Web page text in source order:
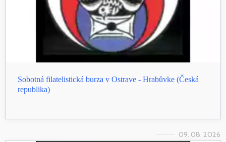
Sobotná filatelistická burza v Ostrave - Hrabůvke (Česká
republika)
09. 08. 2026